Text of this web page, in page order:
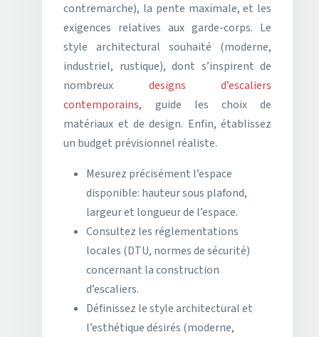
contremarche), la pente maximale, et les
exigences relatives aux garde-corps. Le
style architectural souhaité (moderne,
industriel, rustique), dont s’inspirent de
nombreux designs d’escaliers
contemporains, guide les choix de
matériaux et de design. Enfin, établissez
un budget prévisionnel réaliste.
Mesurez précisément l’espace
disponible: hauteur sous plafond,
largeur et longueur de l’espace.
Consultez les réglementations
locales (DTU, normes de sécurité)
concernant la construction
d’escaliers.
Définissez le style architectural et
l’esthétique désirés (moderne,